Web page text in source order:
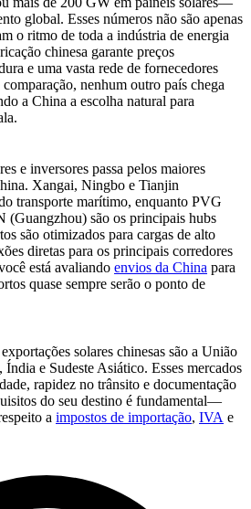
global. Esses números não são apenas
o ritmo de toda a indústria de energia
chinesa garante preços
e uma vasta rede de fornecedores
nenhum outro país chega
a China a escolha natural para
e inversores passa pelos maiores
Xangai, Ningbo e Tianjin
transporte marítimo, enquanto PVG
(Guangzhou) são os principais hubs
são otimizados para cargas de alto
diretas para os principais corredores
está avaliando envios da China para
quase sempre serão o ponto de
solares chinesas são a União
e Sudeste Asiático. Esses mercados
rapidez no trânsito e documentação
do seu destino é fundamental—
a impostos de importação, IVA e